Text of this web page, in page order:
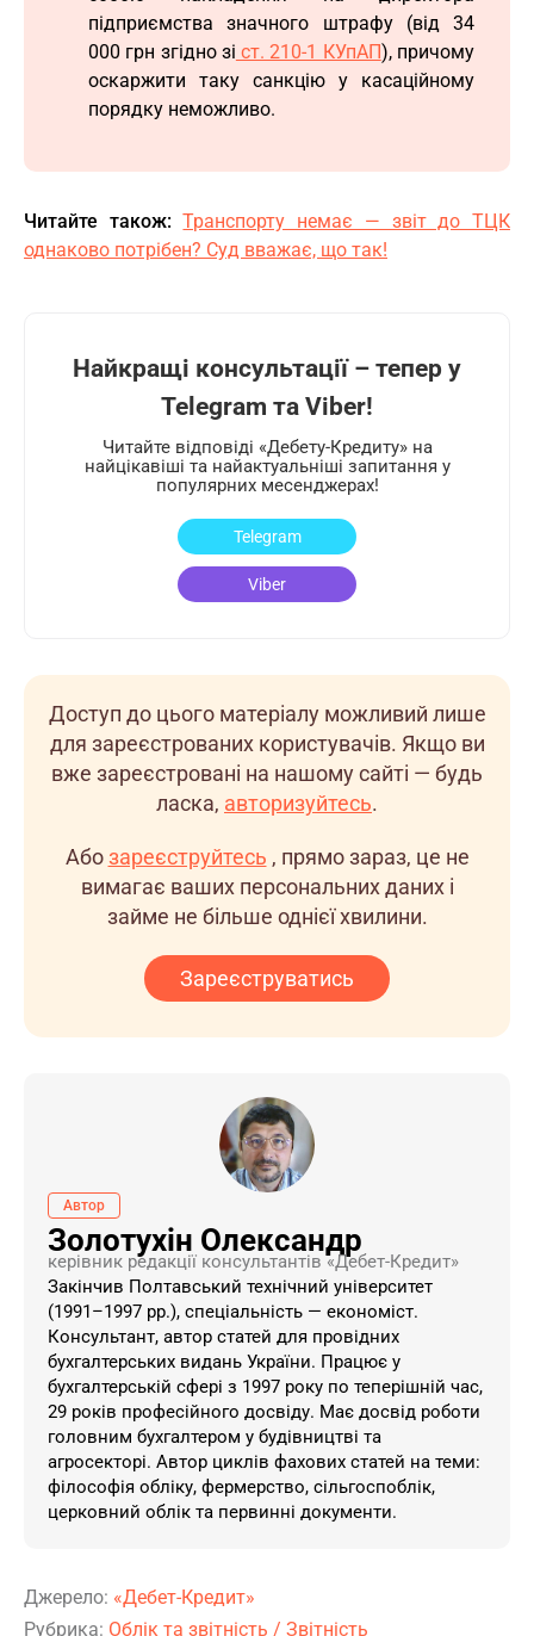
підприємства значного штрафу (від 34
000 грн згідно зі ст. 210-1 КУпАП), причому
оскаржити таку санкцію у касаційному
порядку неможливо.
Читайте також:Транспорту немає — звіт до ТЦК
однаково потрібен? Суд вважає, що так!
Найкращі консультації – тепер у
Telegram та Viber!
Читайте відповіді «Дебету-Кредиту» на
найцікавіші та найактуальніші запитання у
популярних месенджерах!
Telegram
Viber
Доступ до цього матеріалу можливий лише
для зареєстрованих користувачів. Якщо ви
вже зареєстровані на нашому сайті — будь
ласка, авторизуйтесь.
Абозареєструйтесь , прямо зараз, це не
вимагає ваших персональних даних і
займе не більше однієї хвилини.
Зареєструватись
Автор
Золотухін Олександр
керівник редакції консультантів «Дебет-Кредит»
Закінчив Полтавський технічний університет
(1991–1997 рр.), спеціальність — економіст.
Консультант, автор статей для провідних
бухгалтерських видань України. ​Працює у
бухгалтерській сфері з 1997 року по теперішній час,
29 років професійного досвіду. Має досвід роботи
головним бухгалтером у будівництві та
агросекторі. Автор циклів фахових статей на теми:
філософія обліку, фермерство, сільгоспоблік,
церковний облік та первинні документи.
Джерело: «Дебет-Кредит»
Рубрика: Облік та звітність / Звітність